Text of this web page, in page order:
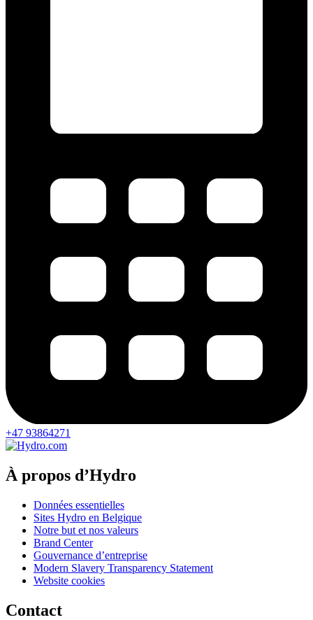
+47 93864271
À propos d’Hydro
Données essentielles
Sites Hydro en Belgique
Notre but et nos valeurs
Brand Center
Gouvernance d’entreprise
Modern Slavery Transparency Statement
Website cookies
Contact